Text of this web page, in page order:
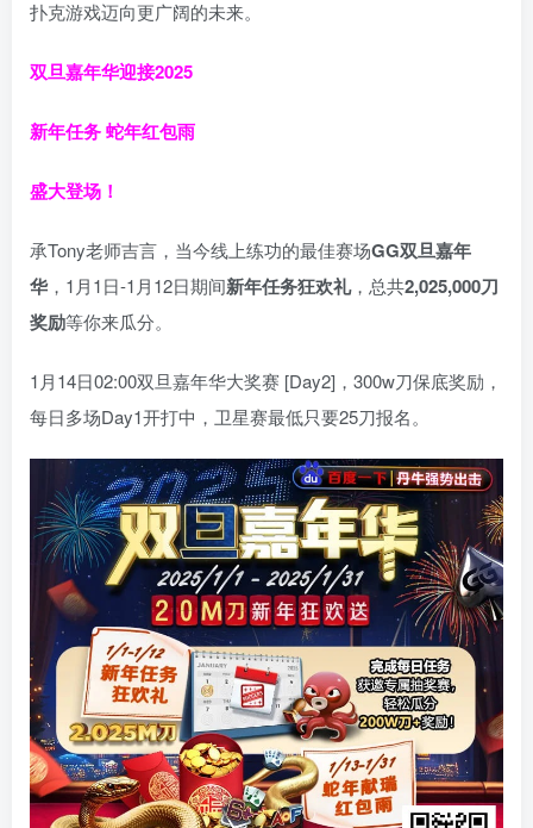
扑克游戏迈向更广阔的未来。
双旦嘉年华迎接2025
新年任务 蛇年红包雨
盛大登场！
承Tony老师吉言，当今线上练功的最佳赛场GG双旦嘉年
华，1月1日-1月12日期间新年任务狂欢礼，总共2,025,000刀
奖励等你来瓜分。
1月14日02:00双旦嘉年华大奖赛 [Day2]，300w刀保底奖励，
每日多场Day1开打中，卫星赛最低只要25刀报名。